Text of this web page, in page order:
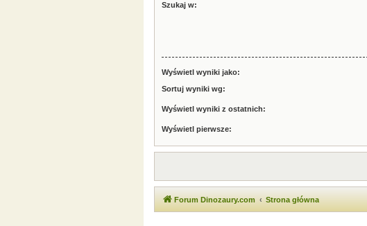
Szukaj w:
Wyświetl wyniki jako:
Sortuj wyniki wg:
Wyświetl wyniki z ostatnich:
Wyświetl pierwsze:
Forum Dinozaury.com Strona główna